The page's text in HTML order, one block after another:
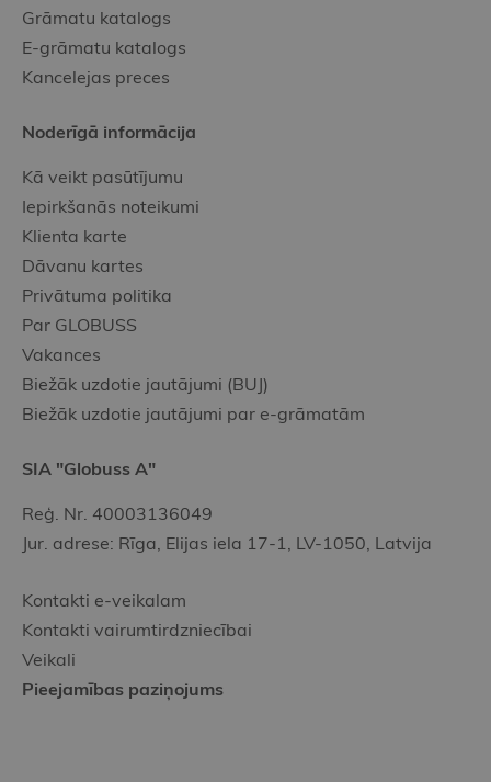
Grāmatu katalogs
E-grāmatu katalogs
Kancelejas preces
Noderīgā informācija
Kā veikt pasūtījumu
Iepirkšanās noteikumi
Klienta karte
Dāvanu kartes
Privātuma politika
Par GLOBUSS
Vakances
Biežāk uzdotie jautājumi (BUJ)
Biežāk uzdotie jautājumi par e-grāmatām
SIA "Globuss A"
Reģ. Nr. 40003136049
Jur. adrese: Rīga, Elijas iela 17-1, LV-1050, Latvija
Kontakti e-veikalam
Kontakti vairumtirdzniecībai
Veikali
Pieejamības paziņojums